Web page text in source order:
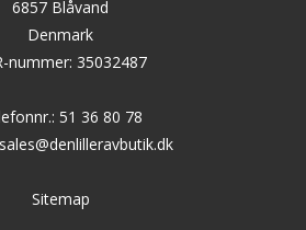
6857 Blåvand
Denmark
nummer: 35032487
: 51 36 80 78
sales@denlilleravbutik.dk
Sitemap